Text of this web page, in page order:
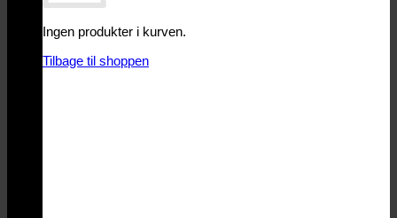
Ingen produkter i kurven.
Tilbage til shoppen